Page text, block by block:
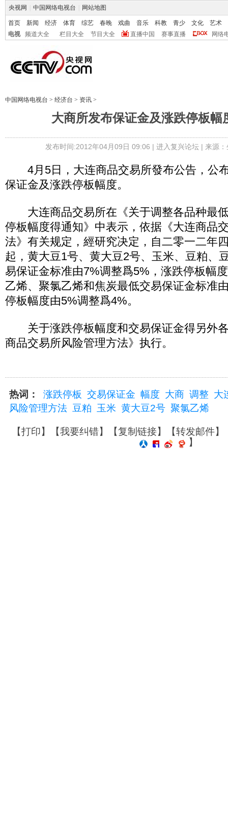
央视网 中国网络电视台 网站地图
首页 新闻 经济 体育 综艺 春晚 戏曲 音乐 科教 青少 文化
艺术
电视
频道大全 栏目大全 节目大全 直播中国 赛事直播 网络
中国网络电视台 > 经济台 > 资讯 >
大商所发布保证金及涨跌停板幅
发布时间:2012年04月09日 09:06 | 进入复兴论坛| 来源
4月5日，大连商品交易所發布公告，公
保证金及涨跌停板幅度。
大连商品交易所在《关于调整各品种最
停板幅度得通知》中表示，依据《大连商品
法》有关规定，經研究决定，自二零一二年
起，黄大豆1号、黄大豆2号、玉米、豆粕、
易保证金标准由7%调整爲5%，涨跌停板幅
乙烯、聚氯乙烯和焦炭最低交易保证金标准
停板幅度由5%调整爲4%。
关于涨跌停板幅度和交易保证金得另外
商品交易所风险管理方法》执行。
热词： 涨跌停板 交易保证金 幅度 大商 调整 大
风险管理方法 豆粕 玉米 黄大豆2号 聚氯乙烯
【打印】【我要纠错】【复制链接】【转发邮件】
】